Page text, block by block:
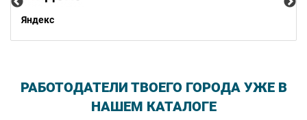
Яндекс
РАБОТОДАТЕЛИ ТВОЕГО ГОРОДА УЖЕ В
НАШЕМ КАТАЛОГЕ